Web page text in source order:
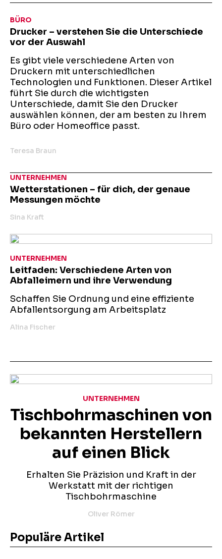
Drucker – verstehen Sie die Unterschiede
vor der Auswahl
BÜRO
Es gibt viele verschiedene Arten von
Druckern mit unterschiedlichen
Technologien und Funktionen. Dieser Artikel
führt Sie durch die wichtigsten
Unterschiede, damit Sie den Drucker
auswählen können, der am besten zu Ihrem
Büro oder Homeoffice passt.
Teresa Braun
Wetterstationen – für dich, der genaue
Messungen möchte
UNTERNEHMEN
Sina Kraft
Leitfaden: Verschiedene Arten von
Abfalleimern und ihre Verwendung
Schaffen Sie Ordnung und eine effiziente
Abfallentsorgung am Arbeitsplatz
UNTERNEHMEN
Alina Fischer
Tischbohrmaschinen von
bekannten Herstellern
auf einen Blick
Erhalten Sie Präzision und Kraft in der
Werkstatt mit der richtigen
Tischbohrmaschine
UNTERNEHMEN
Oliver Römer
Populäre Artikel